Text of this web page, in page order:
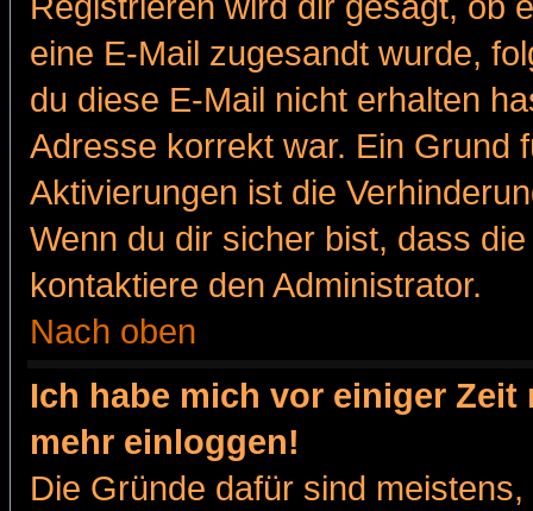
eine E-Mail zugesandt wurde,
du diese E-Mail nicht erhalten
Adresse korrekt war. Ein Grund
Aktivierungen ist die
Wenn du dir sicher bist, dass
kontaktiere den Administrator.
Nach oben
Ich habe mich vor einiger
mehr einloggen!
Die Gründe dafür sind